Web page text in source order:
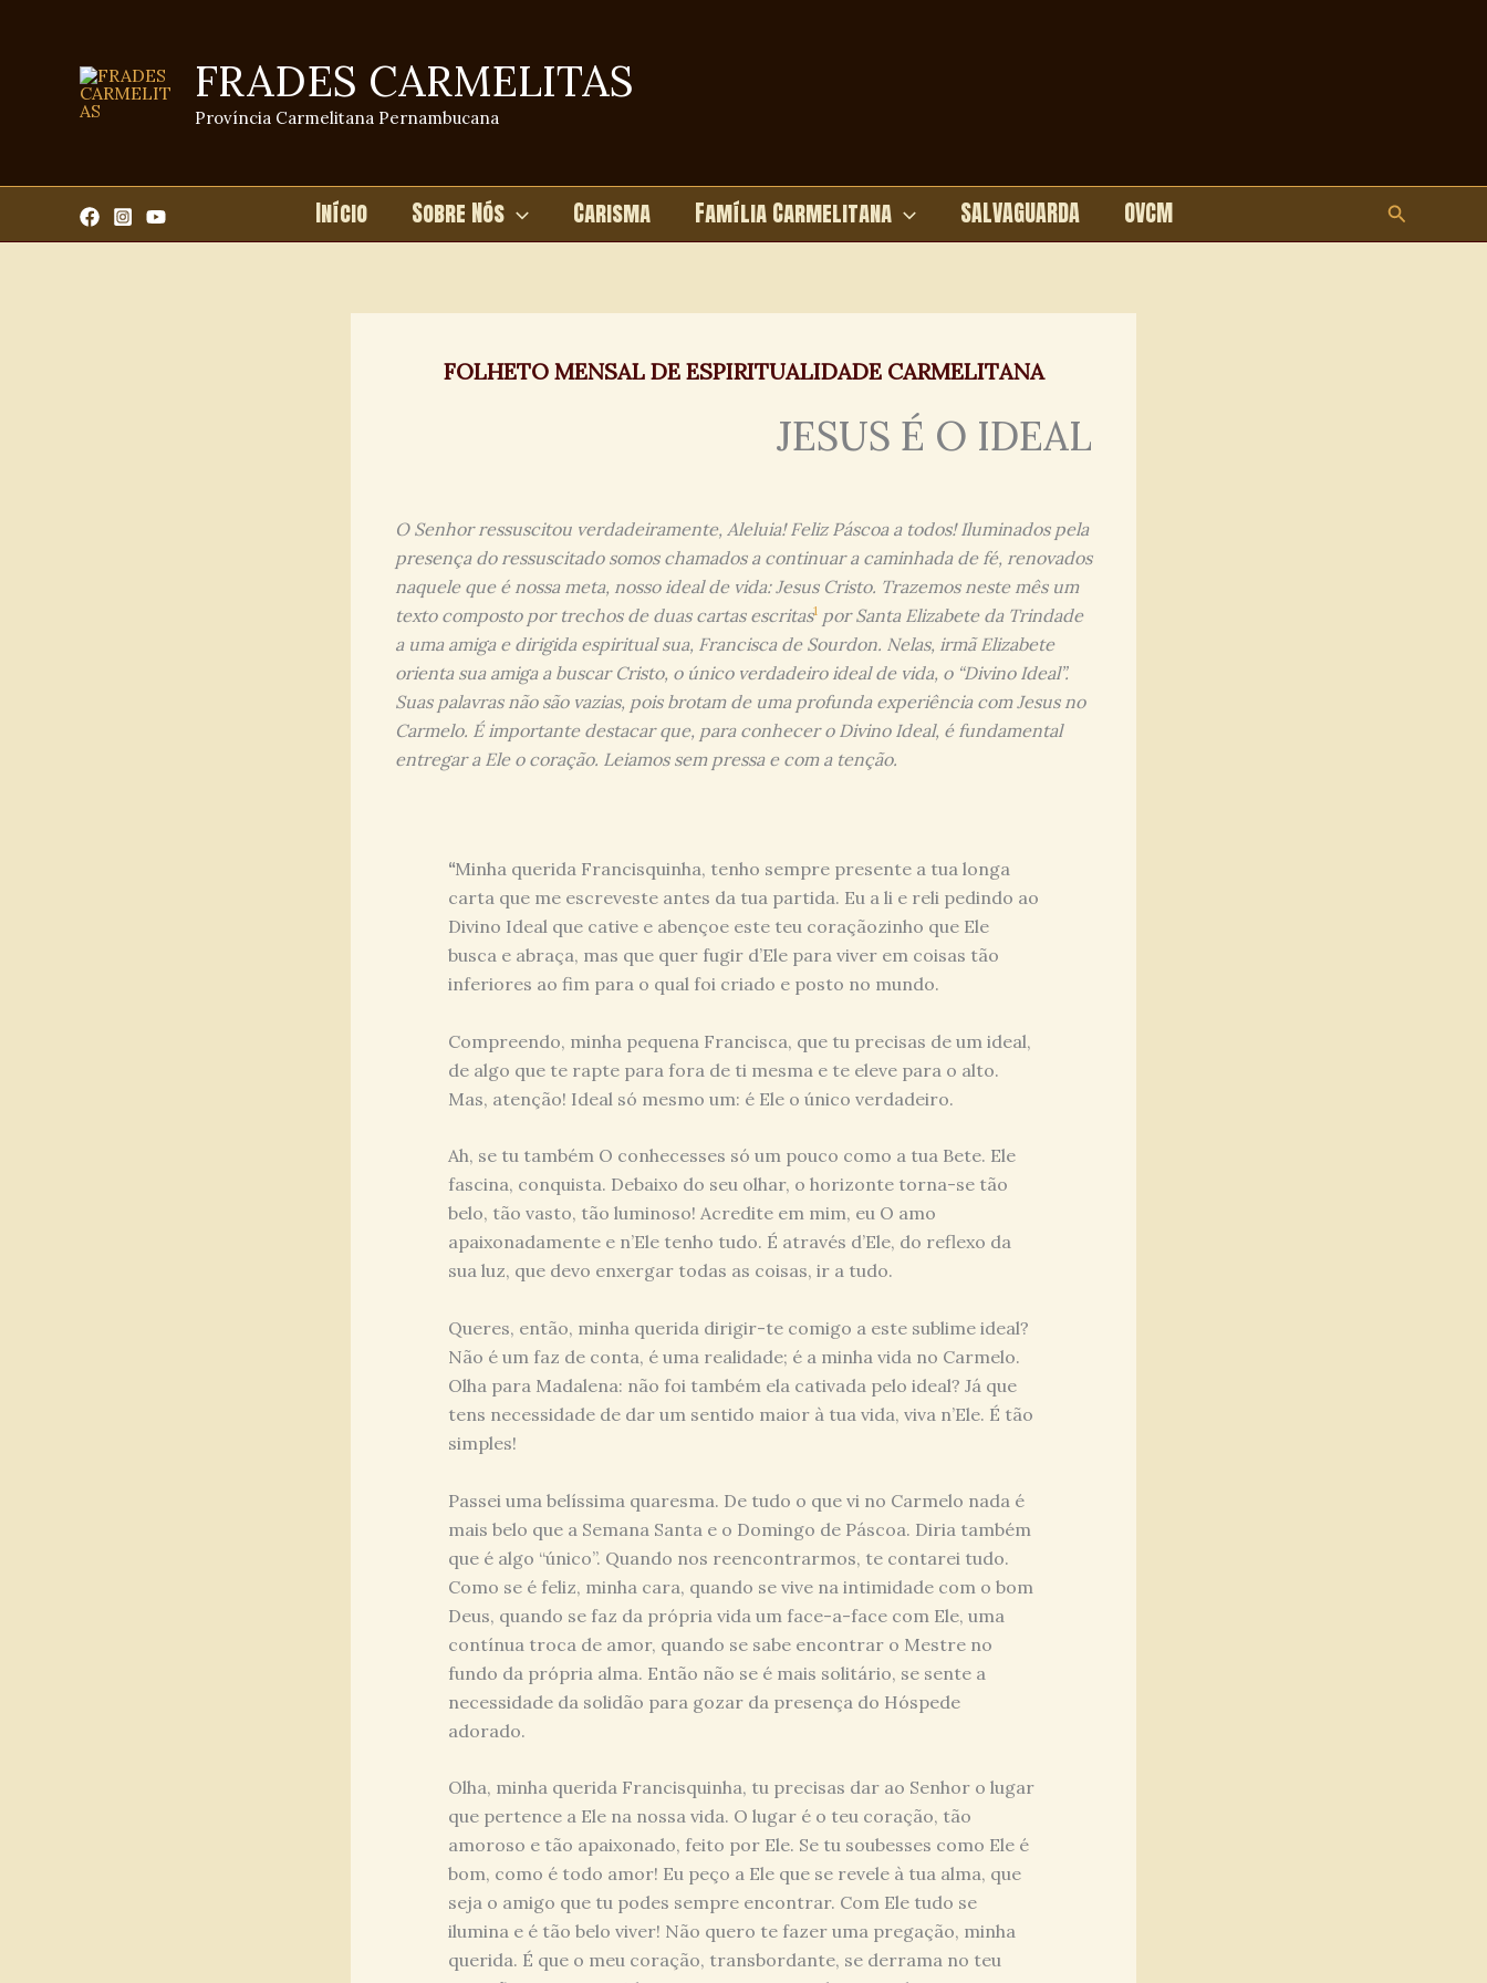
FRADES CARMELITAS
Província Carmelitana Pernambucana
Início Sobre Nós Carisma Família Carmelitana SALVAGUARDA OVCM Pesquisar
FOLHETO MENSAL DE ESPIRITUALIDADE CARMELITANA
JESUS É O IDEAL
O Senhor ressuscitou verdadeiramente, Aleluia! Feliz Páscoa a todos! Iluminados pela
presença do ressuscitado somos chamados a continuar a caminhada de fé, renovados
naquele que é nossa meta, nosso ideal de vida: Jesus Cristo. Trazemos neste mês um
texto composto por trechos de duas cartas escritas1 por Santa Elizabete da Trindade
a uma amiga e dirigida espiritual sua, Francisca de Sourdon. Nelas, irmã Elizabete
orienta sua amiga a buscar Cristo, o único verdadeiro ideal de vida, o “Divino Ideal”.
Suas palavras não são vazias, pois brotam de uma profunda experiência com Jesus no
Carmelo. É importante destacar que, para conhecer o Divino Ideal, é fundamental
entregar a Ele o coração. Leiamos sem pressa e com a tenção.
“Minha querida Francisquinha, tenho sempre presente a tua longa
carta que me escreveste antes da tua partida. Eu a li e reli pedindo ao
Divino Ideal que cative e abençoe este teu coraçãozinho que Ele
busca e abraça, mas que quer fugir d’Ele para viver em coisas tão
inferiores ao fim para o qual foi criado e posto no mundo.
Compreendo, minha pequena Francisca, que tu precisas de um ideal,
de algo que te rapte para fora de ti mesma e te eleve para o alto.
Mas, atenção! Ideal só mesmo um: é Ele o único verdadeiro.
Ah, se tu também O conhecesses só um pouco como a tua Bete. Ele
fascina, conquista. Debaixo do seu olhar, o horizonte torna-se tão
belo, tão vasto, tão luminoso! Acredite em mim, eu O amo
apaixonadamente e n’Ele tenho tudo. É através d’Ele, do reflexo da
sua luz, que devo enxergar todas as coisas, ir a tudo.
Queres, então, minha querida dirigir-te comigo a este sublime ideal?
Não é um faz de conta, é uma realidade; é a minha vida no Carmelo.
Olha para Madalena: não foi também ela cativada pelo ideal? Já que
tens necessidade de dar um sentido maior à tua vida, viva n’Ele. É tão
simples!
Passei uma belíssima quaresma. De tudo o que vi no Carmelo nada é
mais belo que a Semana Santa e o Domingo de Páscoa. Diria também
que é algo “único”. Quando nos reencontrarmos, te contarei tudo.
Como se é feliz, minha cara, quando se vive na intimidade com o bom
Deus, quando se faz da própria vida um face-a-face com Ele, uma
contínua troca de amor, quando se sabe encontrar o Mestre no
fundo da própria alma. Então não se é mais solitário, se sente a
necessidade da solidão para gozar da presença do Hóspede
adorado.
Olha, minha querida Francisquinha, tu precisas dar ao Senhor o lugar
que pertence a Ele na nossa vida. O lugar é o teu coração, tão
amoroso e tão apaixonado, feito por Ele. Se tu soubesses como Ele é
bom, como é todo amor! Eu peço a Ele que se revele à tua alma, que
seja o amigo que tu podes sempre encontrar. Com Ele tudo se
ilumina e é tão belo viver! Não quero te fazer uma pregação, minha
querida. É que o meu coração, transbordante, se derrama no teu